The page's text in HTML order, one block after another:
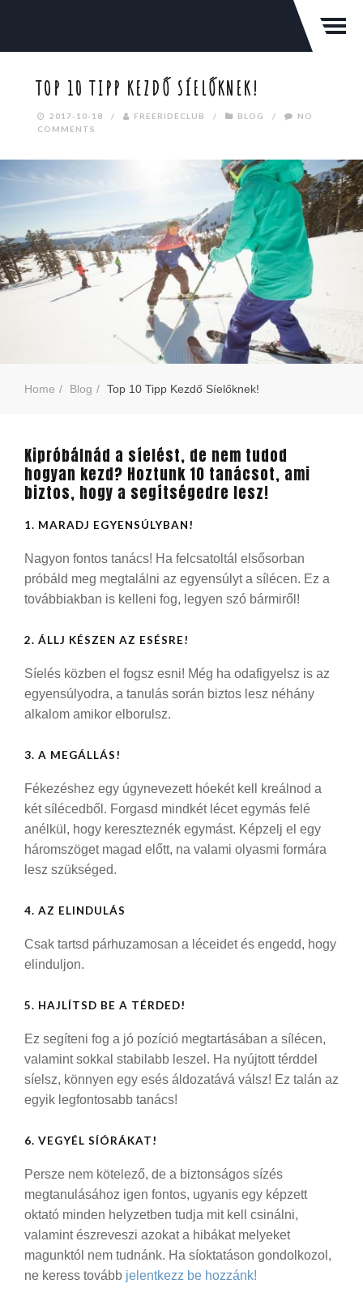
TOP 10 TIPP KEZDŐ SÍELŐKNEK!
2017-10-18 / FREERIDECLUB / BLOG /
NO
COMMENTS
Home Blog Top 10 Tipp Kezdő Síelőknek!
Kipróbálnád a síelést, de nem tudod
hogyan kezd? Hoztunk 10 tanácsot, ami
biztos, hogy a segítségedre lesz!
1. MARADJ EGYENSÚLYBAN!
Nagyon fontos tanács! Ha felcsatoltál elsősorban
próbáld meg megtalálni az egyensúlyt a sílécen. Ez a
továbbiakban is kelleni fog, legyen szó bármiről!
2. ÁLLJ KÉSZEN AZ ESÉSRE!
Síelés közben el fogsz esni! Még ha odafigyelsz is az
egyensúlyodra, a tanulás során biztos lesz néhány
alkalom amikor elborulsz.
3. A MEGÁLLÁS!
Fékezéshez egy úgynevezett hóekét kell kreálnod a
két sílécedből. Forgasd mindkét lécet egymás felé
anélkül, hogy kereszteznék egymást. Képzelj el egy
háromszöget magad előtt, na valami olyasmi formára
lesz szükséged.
4. AZ ELINDULÁS
Csak tartsd párhuzamosan a léceidet és engedd, hogy
elinduljon.
5. HAJLÍTSD BE A TÉRDED!
Ez segíteni fog a jó pozíció megtartásában a sílécen,
valamint sokkal stabilabb leszel. Ha nyújtott térddel
síelsz, könnyen egy esés áldozatává válsz! Ez talán az
egyik legfontosabb tanács!
6. VEGYÉL SÍÓRÁKAT!
Persze nem kötelező, de a biztonságos sízés
megtanulásához igen fontos, ugyanis egy képzett
oktató minden helyzetben tudja mit kell csinálni,
valamint észreveszi azokat a hibákat melyeket
magunktól nem tudnánk. Ha síoktatáson gondolkozol,
ne keress tovább jelentkezz be hozzánk!